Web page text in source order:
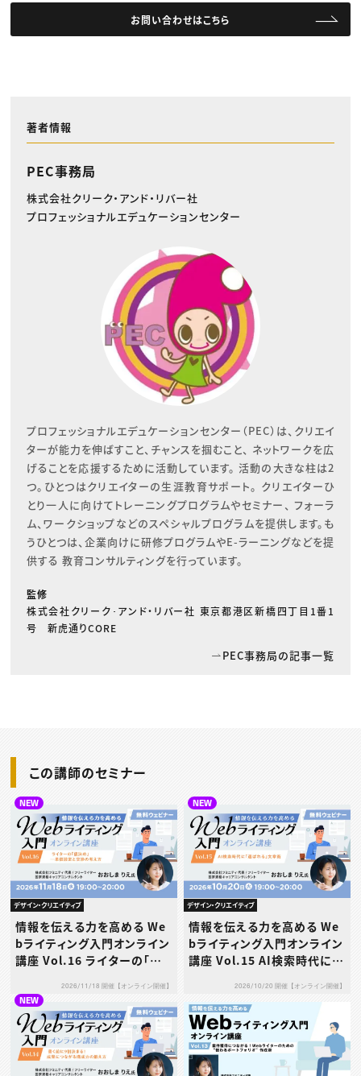
お問い合わせはこちら
著者情報
PEC事務局
株式会社クリーク・アンド・リバー社
プロフェッショナルエデュケーションセンター
プロフェッショナルエデュケーションセンター（PEC）は、クリエイ
ターが能力を伸ばすこと、チャンスを掴むこと、 ネットワークを広
げることを応援するために活動しています。 活動の大きな柱は2
つ。ひとつはクリエイターの生涯教育サポート。 クリエイターひ
とり一人に向けてトレーニングプログラムやセミナー、 フォーラ
ム、ワークショップなどのスペシャルプログラムを提供します。も
うひとつは、企業向けに研修プログラムやE-ラーニングなどを提
供する 教育コンサルティングを行っています。
監修
株式会社クリーク･アンド・リバー社 東京都港区新橋四丁目1番1
号 新虎通りCORE
PEC事務局の記事一覧
この講師のセミナー
NEW
デザイン・クリエイティブ
情報を伝える力を高める We
bライティング入門オンライン
講座 Vol.16 ライターの「値
え方
2026/11/18 開催【オンライン開催】
NEW
デザイン・クリエイティブ
情報を伝える力を高める We
bライティング入門オンライン
講座 Vol.15 AI検索時代に
2026/10/20 開催【オンライン開催】
NEW